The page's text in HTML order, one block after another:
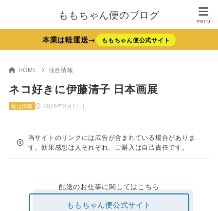
ももちゃん便のブログ
本業は軽運送→ ももちゃん便公式サイト
HOME 仙台情報
ネコ好きに伊藤清子 日本画展
2026年2月17日
仙台情報
当サイトのリンクには広告が含まれている場合がありま
す。効果感想は人それぞれ、ご購入は自己責任です。
配送のお仕事に関してはこちら
ももちゃん便公式サイト